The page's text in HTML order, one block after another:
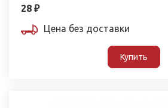
28 ₽
Цена без доставки
Купить